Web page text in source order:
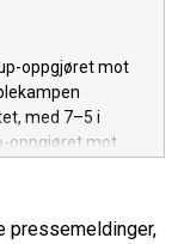
oppgjøret mot
med 7–5 i
oppgjøret mot
pressemeldinger,